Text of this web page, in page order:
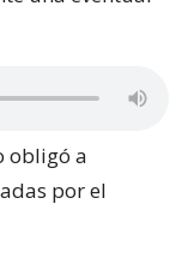
obligó a
por el